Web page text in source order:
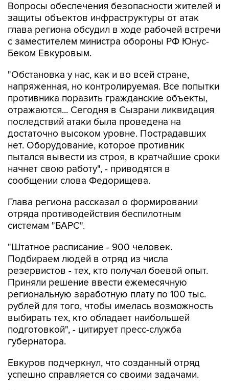
Вопросы обеспечения безопасности жителей и
защиты объектов инфраструктуры от атак
глава региона обсудил в ходе рабочей встречи
с заместителем министра обороны РФ Юнус-
Беком Евкуровым.
"Обстановка у нас, как и во всей стране,
напряженная, но контролируемая. Все попытки
противника поразить гражданские объекты,
отражаются... Сегодня в Сызрани ликвидация
последствий атаки была проведена на
достаточно высоком уровне. Пострадавших
нет. Оборудование, которое противник
пытался вывести из строя, в кратчайшие сроки
начнет свою работу", - приводятся в
сообщении слова Федорищева.
Глава региона рассказал о формировании
отряда противодействия беспилотным
системам "БАРС".
"Штатное расписание - 900 человек.
Подбираем людей в отряд из числа
резервистов - тех, кто получал боевой опыт.
Приняли решение ввести ежемесячную
региональную заработную плату по 100 тыс.
рублей для того, чтобы имелась возможность
выбирать тех, кто обладает наибольшей
подготовкой", - цитирует пресс-служба
губернатора.
Евкуров подчеркнул, что созданный отряд
успешно справляется со своими задачами.